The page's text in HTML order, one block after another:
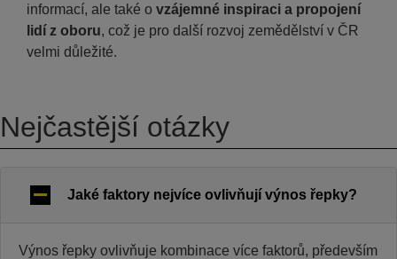
informací, ale také o vzájemné inspiraci a propojení
lidí z oboru, což je pro další rozvoj zemědělství v ČR
velmi důležité.
Nejčastější otázky
Jaké faktory nejvíce ovlivňují výnos řepky?
Výnos řepky ovlivňuje kombinace více faktorů, především